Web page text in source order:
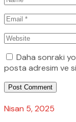
Daha sonraki
posta adresim ve
Post Comment
Nisan 5, 2025